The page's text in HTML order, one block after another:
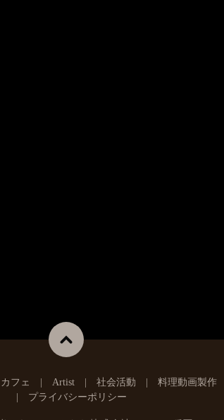
カフェ Artist 社会活動 料理動画製作
プライバシーポリシー